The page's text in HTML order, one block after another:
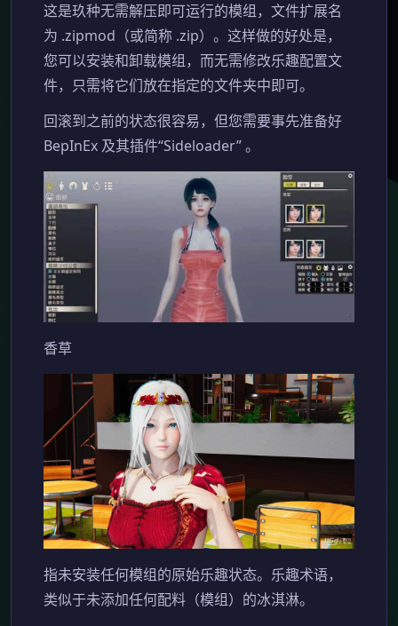
这是玖种无需解压即可运行的模组，文件扩展名
为 .zipmod（或简称 .zip）。这样做的好处是，
您可以安装和卸载模组，而无需修改乐趣配置文
件，只需将它们放在指定的文件夹中即可。
回滚到之前的状态很容易，但您需要事先准备好
BepInEx 及其插件“Sideloader” 。
香草
指未安装任何模组的原始乐趣状态。乐趣术语，
类似于未添加任何配料（模组）的冰淇淋。